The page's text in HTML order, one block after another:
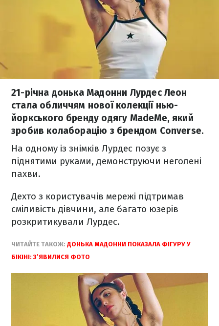
21-річна донька Мадонни Лурдес Леон
стала обличчям нової колекції нью-
йоркського бренду одягу MadeMe, який
зробив колаборацію з брендом Converse.
На одному із знімків Лурдес позує з
піднятими руками, демонструючи неголені
пахви.
Дехто з користувачів мережі підтримав
сміливість дівчини, але багато юзерів
розкритикували Лурдес.
ЧИТАЙТЕ ТАКОЖ: ДОНЬКА МАДОННИ ПОКАЗАЛА ФІГУРУ У
БІКІНІ: З’ЯВИЛИСЯ ФОТО